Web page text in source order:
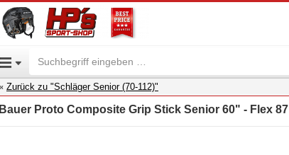
Zurück zu "Schläger Senior (70-112)"
Bauer Proto Composite Grip Stick Senior 60" - Flex 87